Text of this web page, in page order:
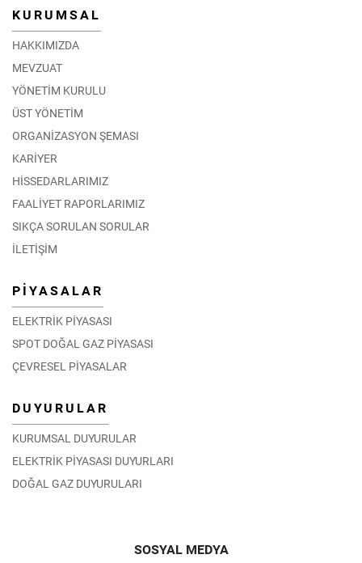
KURUMSAL
HAKKIMIZDA
MEVZUAT
YÖNETİM KURULU
ÜST YÖNETİM
ORGANİZASYON ŞEMASI
KARİYER
HİSSEDARLARIMIZ
FAALİYET RAPORLARIMIZ
SIKÇA SORULAN SORULAR
İLETİŞİM
PİYASALAR
ELEKTRİK PİYASASI
SPOT DOĞAL GAZ PİYASASI
ÇEVRESEL PİYASALAR
DUYURULAR
KURUMSAL DUYURULAR
ELEKTRİK PİYASASI DUYURLARI
DOĞAL GAZ DUYURULARI
SOSYAL MEDYA